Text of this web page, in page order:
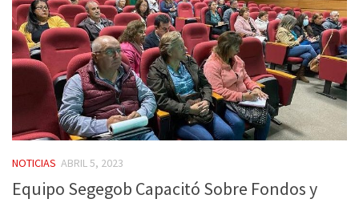
NOTICIAS ABRIL 5, 2023
Equipo Segegob Capacitó Sobre Fondos y